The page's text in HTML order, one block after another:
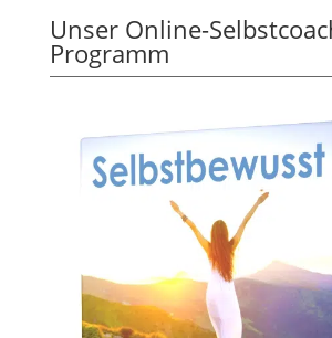
Unser Online-
Programm